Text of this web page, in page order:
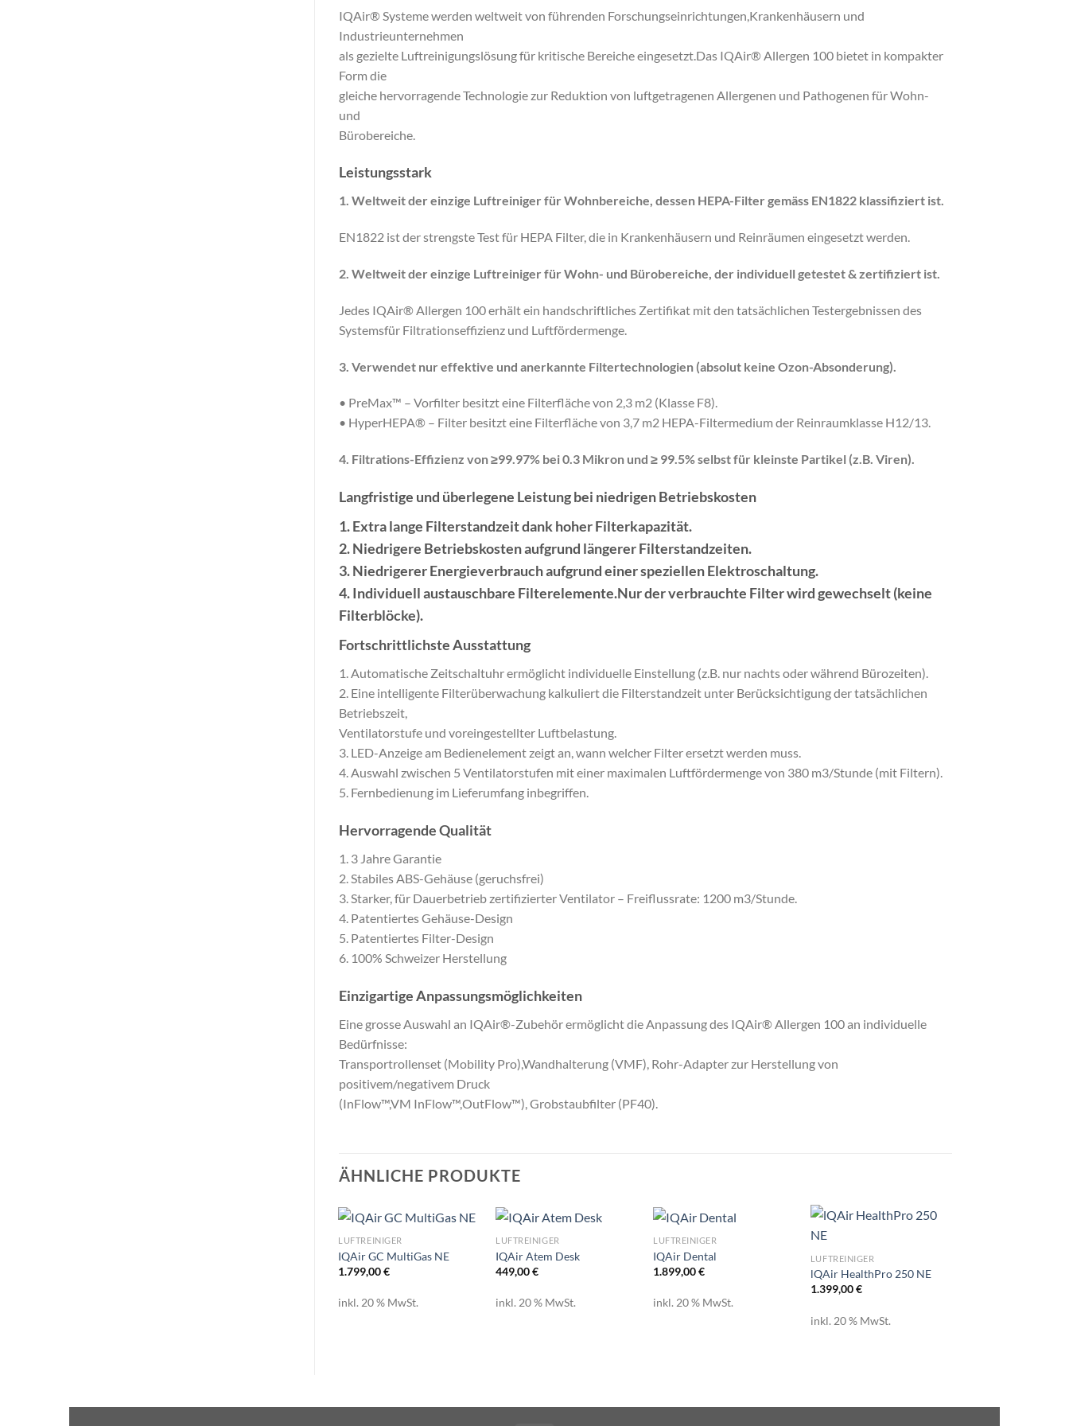
IQAir® Systeme werden weltweit von führenden Forschungseinrichtungen,Krankenhäusern und
Industrieunternehmen
als gezielte Luftreinigungslösung für kritische Bereiche eingesetzt.Das IQAir® Allergen 100 bietet in kompakter
Form die
gleiche hervorragende Technologie zur Reduktion von luftgetragenen Allergenen und Pathogenen für Wohn-
und
Bürobereiche.
Leistungsstark
1. Weltweit der einzige Luftreiniger für Wohnbereiche, dessen HEPA-Filter gemäss EN1822 klassifiziert ist.
EN1822 ist der strengste Test für HEPA Filter, die in Krankenhäusern und Reinräumen eingesetzt werden.
2. Weltweit der einzige Luftreiniger für Wohn- und Bürobereiche, der individuell getestet & zertifiziert ist.
Jedes IQAir® Allergen 100 erhält ein handschriftliches Zertifikat mit den tatsächlichen Testergebnissen des
Systemsfür Filtrationseffizienz und Luftfördermenge.
3. Verwendet nur effektive und anerkannte Filtertechnologien (absolut keine Ozon-Absonderung).
• PreMax™ – Vorfilter besitzt eine Filterfläche von 2,3 m2 (Klasse F8).
• HyperHEPA® – Filter besitzt eine Filterfläche von 3,7 m2 HEPA-Filtermedium der Reinraumklasse H12/13.
4. Filtrations-Effizienz von ≥99.97% bei 0.3 Mikron und ≥ 99.5% selbst für kleinste Partikel (z.B. Viren).
Langfristige und überlegene Leistung bei niedrigen Betriebskosten
1. Extra lange Filterstandzeit dank hoher Filterkapazität.
2. Niedrigere Betriebskosten aufgrund längerer Filterstandzeiten.
3. Niedrigerer Energieverbrauch aufgrund einer speziellen Elektroschaltung.
4. Individuell austauschbare Filterelemente.Nur der verbrauchte Filter wird gewechselt (keine
Filterblöcke).
Fortschrittlichste Ausstattung
1. Automatische Zeitschaltuhr ermöglicht individuelle Einstellung (z.B. nur nachts oder während Bürozeiten).
2. Eine intelligente Filterüberwachung kalkuliert die Filterstandzeit unter Berücksichtigung der tatsächlichen
Betriebszeit,
Ventilatorstufe und voreingestellter Luftbelastung.
3. LED-Anzeige am Bedienelement zeigt an, wann welcher Filter ersetzt werden muss.
4. Auswahl zwischen 5 Ventilatorstufen mit einer maximalen Luftfördermenge von 380 m3/Stunde (mit Filtern).
5. Fernbedienung im Lieferumfang inbegriffen.
Hervorragende Qualität
1. 3 Jahre Garantie
2. Stabiles ABS-Gehäuse (geruchsfrei)
3. Starker, für Dauerbetrieb zertifizierter Ventilator – Freiflussrate: 1200 m3/Stunde.
4. Patentiertes Gehäuse-Design
5. Patentiertes Filter-Design
6. 100% Schweizer Herstellung
Einzigartige Anpassungsmöglichkeiten
Eine grosse Auswahl an IQAir®-Zubehör ermöglicht die Anpassung des IQAir® Allergen 100 an individuelle
Bedürfnisse:
Transportrollenset (Mobility Pro),Wandhalterung (VMF), Rohr-Adapter zur Herstellung von
positivem/negativem Druck
(InFlow™,VM InFlow™,OutFlow™), Grobstaubfilter (PF40).
ÄHNLICHE PRODUKTE
LUFTREINIGER
IQAir GC MultiGas NE
1.799,00€
inkl. 20 % MwSt.
LUFTREINIGER
IQAir Atem Desk
449,00€
inkl. 20 % MwSt.
LUFTREINIGER
IQAir Dental
1.899,00€
inkl. 20 % MwSt.
LUFTREINIGER
lQAir HealthPro 250 NE
1.399,00€
inkl. 20 % MwSt.